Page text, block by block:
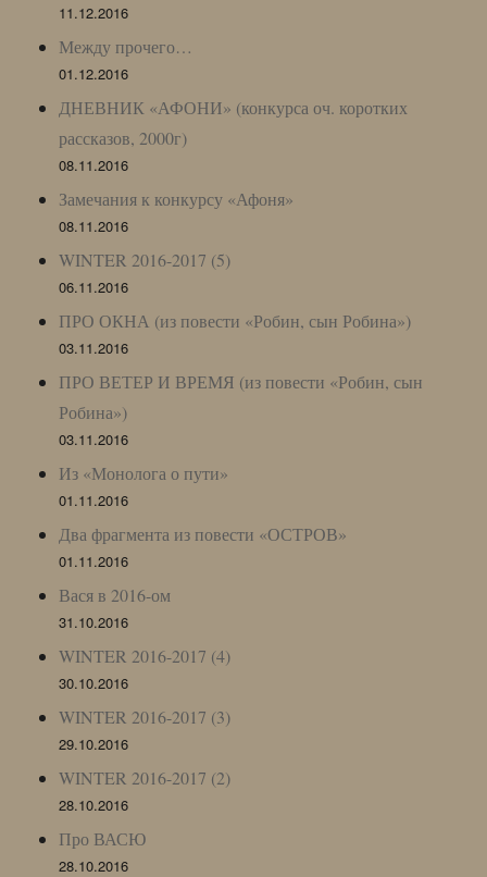
11.12.2016
Между прочего…
01.12.2016
ДНЕВНИК «АФОНИ» (конкурса оч. коротких
рассказов, 2000г)
08.11.2016
Замечания к конкурсу «Афоня»
08.11.2016
WINTER 2016-2017 (5)
06.11.2016
ПРО ОКНА (из повести «Робин, сын Робина»)
03.11.2016
ПРО ВЕТЕР И ВРЕМЯ (из повести «Робин, сын
Робина»)
03.11.2016
Из «Монолога о пути»
01.11.2016
Два фрагмента из повести «ОСТРОВ»
01.11.2016
Вася в 2016-ом
31.10.2016
WINTER 2016-2017 (4)
30.10.2016
WINTER 2016-2017 (3)
29.10.2016
WINTER 2016-2017 (2)
28.10.2016
Про ВАСЮ
28.10.2016